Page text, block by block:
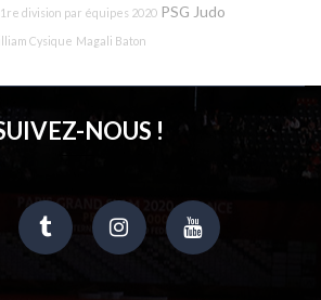
division par équipes 2020 PSG Judo
Cysique Magali Baton
NOUS !